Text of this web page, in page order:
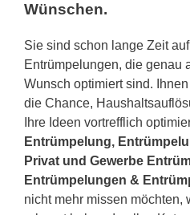
Wünschen.
Sie sind schon lange Zeit
Entrümpelungen, die genau
Wunsch optimiert sind.
die Chance,
Ihre Ideen vortrefflich
Entrümpelung,
Privat und Gewerbe
Entrümpelungen &
nicht mehr missen möchten,